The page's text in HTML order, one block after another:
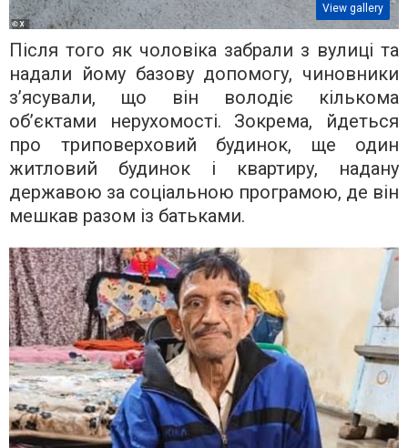
View gallery
Після того як чоловіка забрали з вулиці та
надали йому базову допомогу, чиновники
з’ясували, що він володіє кількома
об’єктами нерухомості. Зокрема, йдеться
про триповерховий будинок, ще один
житловий будинок і квартиру, надану
державою за соціальною програмою, де він
мешкав разом із батьками.